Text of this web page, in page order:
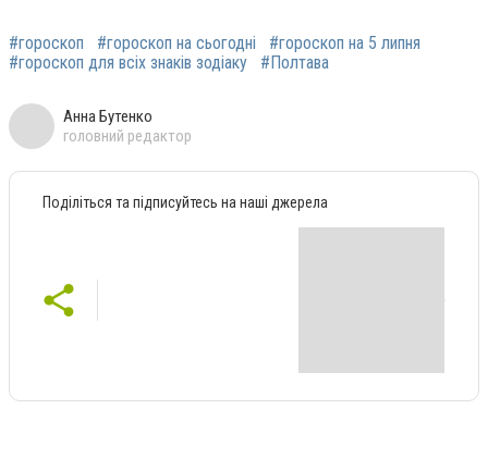
#гороскоп #гороскоп на сьогодні
#гороскоп на 5 липня
#гороскоп для всіх знаків зодіаку
#Полтава
Анна Бутенко
головний редактор
Поділіться та підписуйтесь на наші джерела